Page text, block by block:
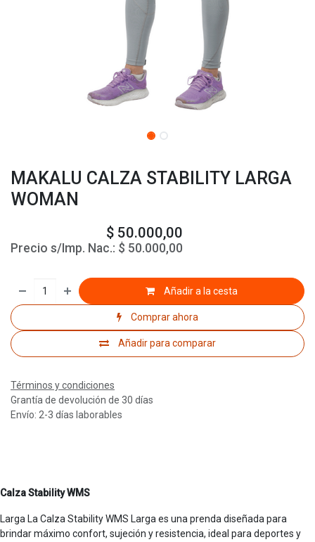
MAKALU CALZA STABILITY LARGA
WOMAN
$ 50.000,00
Precio s/Imp. Nac.: $ 50.000,00
Añadir a la cesta
Comprar ahora
Añadir para comparar
Términos y condiciones
Grantía de devolución de 30 días
Envío: 2-3 días laborables
Calza Stability WMS
Larga La Calza Stability WMS Larga es una prenda diseñada para
brindar máximo confort, sujeción y resistencia, ideal para deportes y